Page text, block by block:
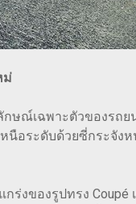
ม่
ณ์เฉพาะตัวของรถย
อระดับด้วยซี่กระจัง
งของรูปทรง